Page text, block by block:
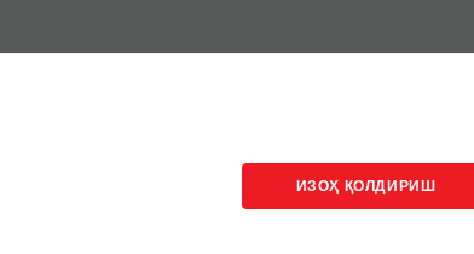
ИЗОҲ ҚОЛДИРИШ